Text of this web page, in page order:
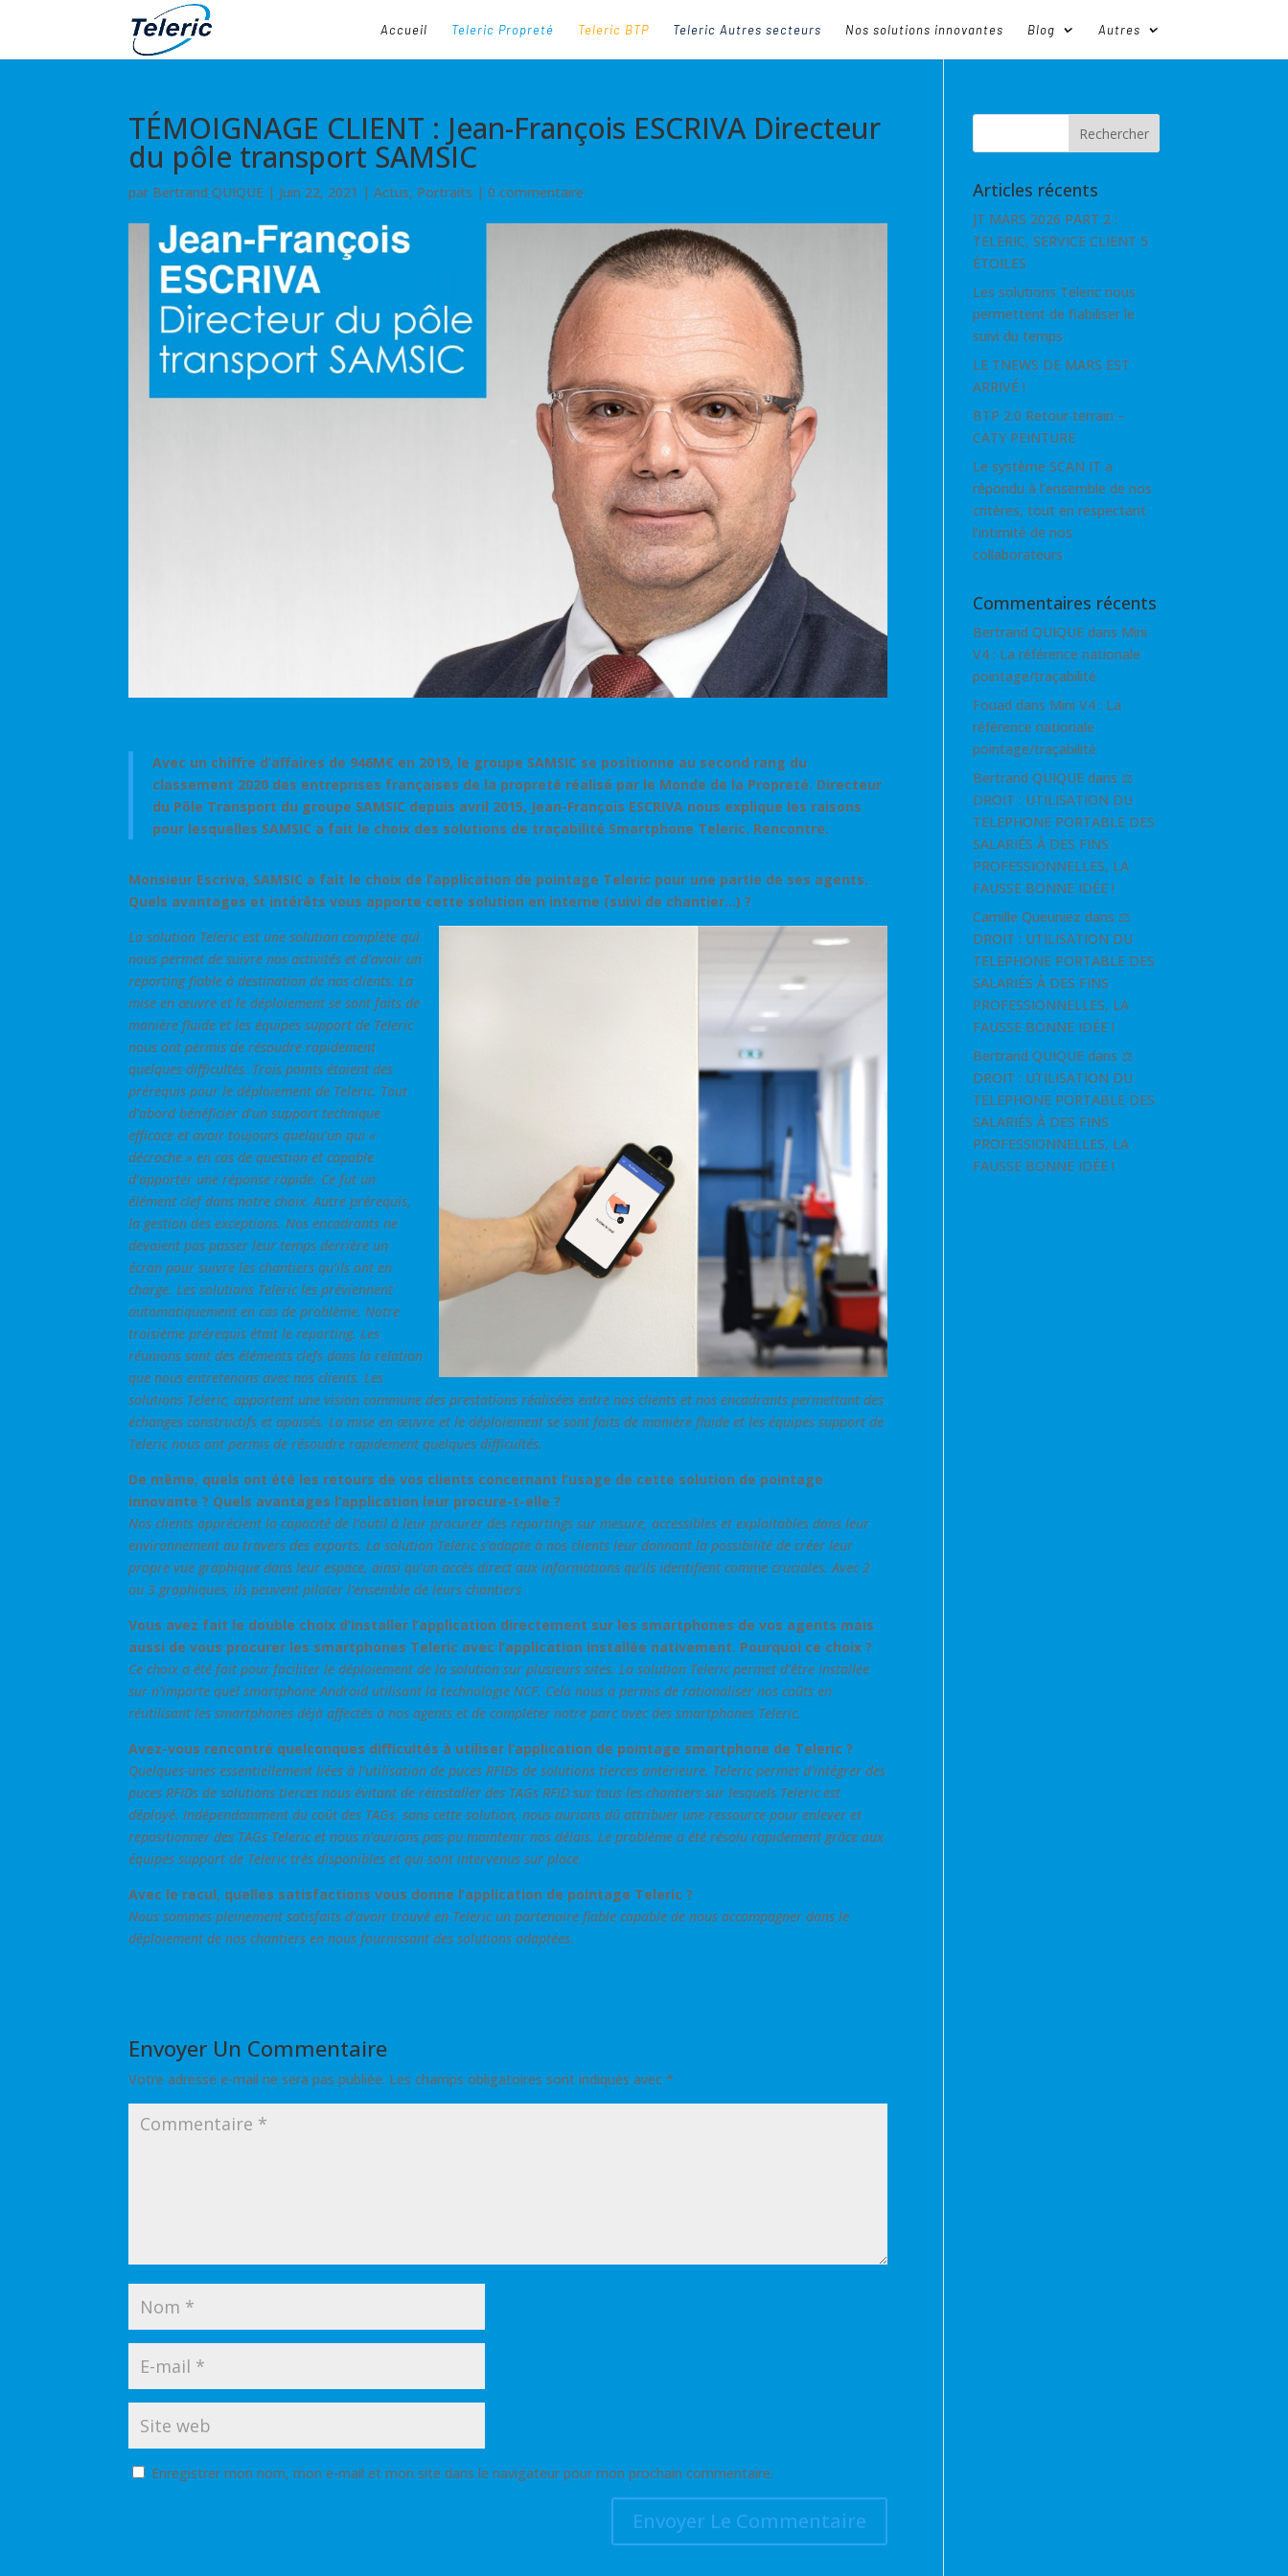
Accueil Teleric Propreté Teleric BTP Teleric Autres secteurs Nos solutions innovantes Blog Autres
TÉMOIGNAGE CLIENT : Jean-François ESCRIVA Directeur
du pôle transport SAMSIC
par Bertrand QUIQUE | Juin 22, 2021 |Actus, Portraits |0 commentaire
Avec un chiffre d’affaires de 946M€ en 2019, le groupe SAMSIC se positionne au second rang du
classement 2020 des entreprises françaises de la propreté réalisé par le Monde de la Propreté. Directeur
du Pôle Transport du groupe SAMSIC depuis avril 2015, Jean-François ESCRIVA nous explique les raisons
pour lesquelles SAMSIC a fait le choix des solutions de traçabilité Smartphone Teleric. Rencontre.
Monsieur Escriva, SAMSIC a fait le choix de l’application de pointage Teleric pour une partie de ses agents.
Quels avantages et intérêts vous apporte cette solution en interne (suivi de chantier…) ?
La solution Teleric est une solution complète qui
nous permet de suivre nos activités et d’avoir un
reporting fiable à destination de nos clients. La
mise en œuvre et le déploiement se sont faits de
manière fluideet les équipes support de Teleric
nous ont permis de résoudre rapidement
quelques difficultés. Trois points étaient des
prérequis pour le déploiement de Teleric. Tout
d’abord bénéficier d’un support technique
efficace et avoir toujours quelqu’un qui «
décroche » en cas de question et capable
d’apporter une réponse rapide. Ce fut un
élément clef dans notre choix. Autre prérequis,
la gestion des exceptions. Nos encadrants ne
devaient pas passer leur temps derrière un
écran pour suivre les chantiers qu’ils ont en
charge. Les solutions Teleric les préviennent
automatiquement en cas de problème. Notre
troisième prérequis était le reporting. Les
réunions sont des éléments clefs dans la relation
que nous entretenons avec nos clients. Les
solutions Teleric, apportent une vision commune des prestations réalisées entre nos clients et nos encadrants permettant des
échanges constructifs et apaisés. La mise en œuvre et le déploiement se sont faits de manière fluide et les équipes support de
Teleric nous ont permis de résoudre rapidement quelques difficultés.
De même, quels ont été les retours de vos clients concernant l’usage de cette solution de pointage
innovante ? Quels avantages l’application leur procure-t-elle ?
Nos clients apprécient la capacité de l’outil à leur procurer des reportings sur mesure, accessibles et exploitables dans leur
environnement au travers des exports. La solution Teleric s’adapte à nos clients leur donnant la possibilité de créer leur
propre vue graphique dans leur espace, ainsi qu’un accès direct aux informations qu’ils identifient comme cruciales. Avec 2
ou 3 graphiques, ils peuvent piloter l’ensemble de leurs chantiers
Vous avez fait le double choix d’installer l’application directement sur les smartphones de vos agents mais
aussi de vous procurer les smartphones Teleric avec l’application installée nativement. Pourquoi ce choix ?
Ce choix a été fait pour faciliter le déploiement de la solution sur plusieurs sites. La solution Teleric permet d’être installée
sur n’importe quel smartphone Android utilisant la technologie NCF. Cela nous a permis de rationaliser nos coûts en
réutilisant les smartphones déjà affectés à nos agents et de compléter notre parc avec des smartphones Teleric.
Avez-vous rencontré quelconques difficultés à utiliser l’application de pointage smartphone de Teleric ?
Quelques-unes essentiellement liées à l’utilisation de puces RFIDs de solutions tierces antérieure. Teleric permet d’intégrer des
puces RFIDs de solutions tierces nous évitant de réinstaller des TAGs RFID sur tous les chantiers sur lesquels Teleric est
déployé. Indépendamment du coût des TAGs, sans cette solution, nous aurions dû attribuer une ressource pour enlever et
repositionner des TAGs Teleric et nous n’aurions pas pu maintenir nos délais. Le problème a été résolu rapidement grâce aux
équipes support de Teleric très disponibles et qui sont intervenus sur place.
Avec le recul, quelles satisfactions vous donne l’application de pointage Teleric ?
Nous sommes pleinement satisfaits d’avoir trouvé en Teleric un partenaire fiable capable de nous accompagner dans le
déploiement de nos chantiers en nous fournissant des solutions adaptées.
Envoyer Un Commentaire
Votre adresse e-mail ne sera pas publiée. Les champs obligatoires sont indiqués avec*
Enregistrer mon nom, mon e-mail et mon site dans le navigateur pour mon prochain commentaire.
Articles récents
JT MARS 2026 PART 2 :
TELERIC, SERVICE CLIENT 5
ÉTOILES
Les solutions Teleric nous
permettent de fiabiliser le
suivi du temps
LE TNEWS DE MARS EST
ARRIVÉ !
BTP 2.0 Retour terrain –
CATY PEINTURE
Le système SCAN IT a
répondu à l’ensemble de nos
critères, tout en respectant
l’intimité de nos
collaborateurs
Commentaires récents
Bertrand QUIQUE dans Mini
V4 : La référence nationale
pointage/traçabilité
Fouad dans Mini V4 : La
référence nationale
pointage/traçabilité
Bertrand QUIQUE dans ⚖
DROIT : UTILISATION DU
TELEPHONE PORTABLE DES
SALARIÉS À DES FINS
PROFESSIONNELLES, LA
FAUSSE BONNE IDÉE !
Camille Queuniez dans ⚖
DROIT : UTILISATION DU
TELEPHONE PORTABLE DES
SALARIÉS À DES FINS
PROFESSIONNELLES, LA
FAUSSE BONNE IDÉE !
Bertrand QUIQUE dans ⚖
DROIT : UTILISATION DU
TELEPHONE PORTABLE DES
SALARIÉS À DES FINS
PROFESSIONNELLES, LA
FAUSSE BONNE IDÉE !